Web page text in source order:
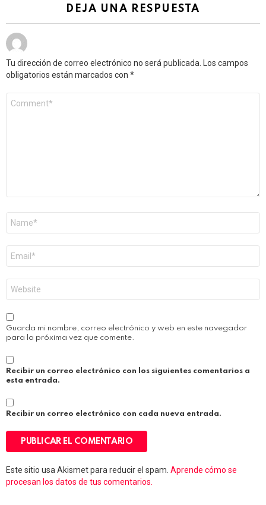
DEJA UNA RESPUESTA
Tu dirección de correo electrónico no será publicada.
Los campos
obligatorios están marcados con *
electrónico
*
Guarda mi nombre, correo electrónico y web en este navegador
para la próxima vez que comente.
Recibir un correo electrónico con los siguientes comentarios a
esta entrada.
Recibir un correo electrónico con cada nueva entrada.
Este sitio usa Akismet para reducir el spam. Aprende cómo se
procesan los datos de tus comentarios.